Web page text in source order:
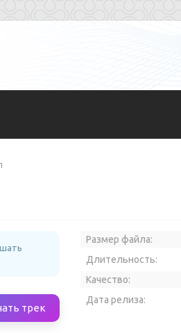
трек
Размер файла:
Длительность:
Качество:
Дата релиза: